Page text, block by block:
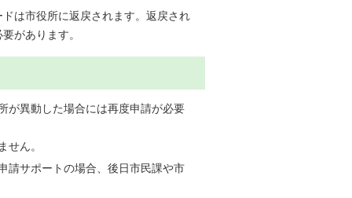
は市役所に返戻されます。返戻され
があります。
が異動した場合には再度申請が必要
せん。
請サポートの場合、後日市民課や市